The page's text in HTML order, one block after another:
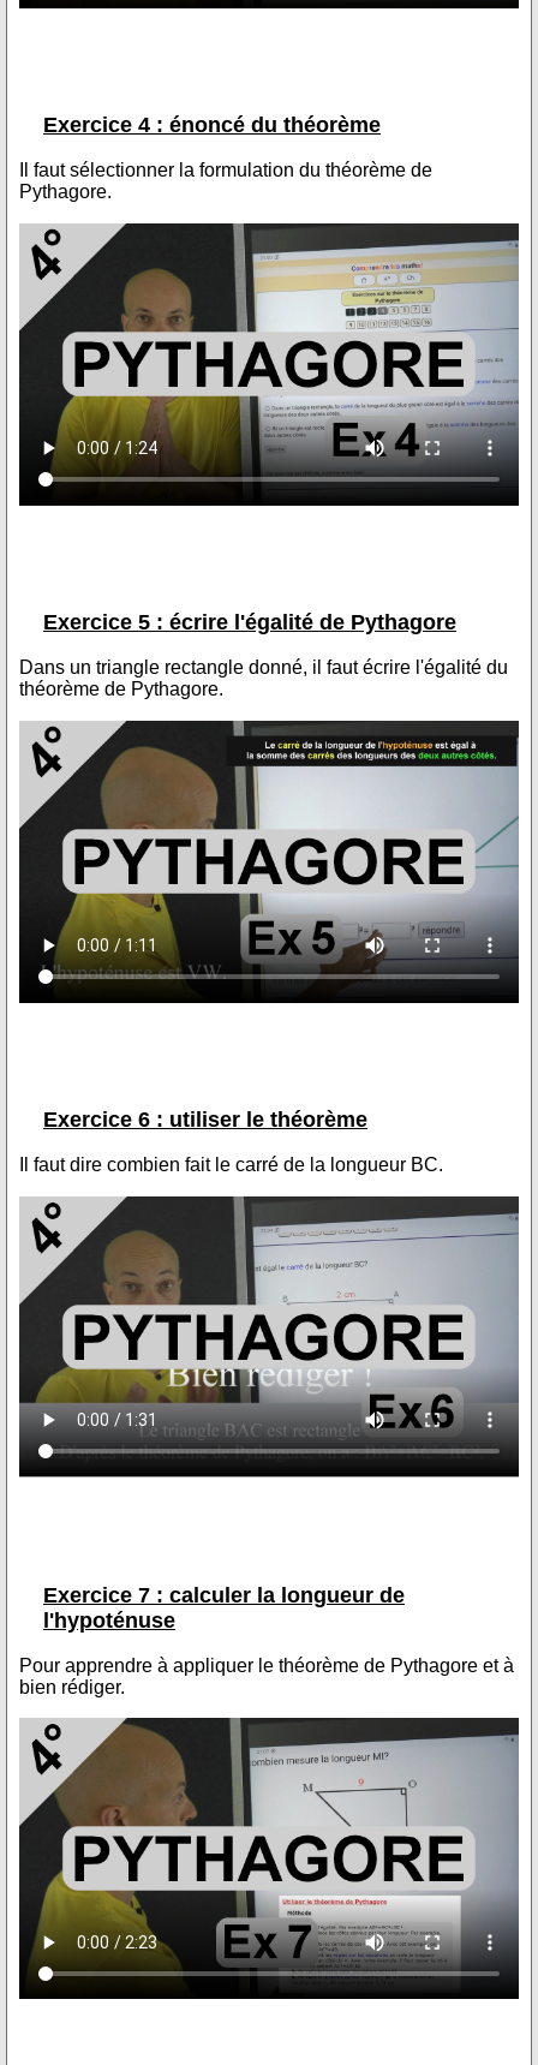
Exercice 4 : énoncé du théorème
Il faut sélectionner la formulation du théorème de
Pythagore.
Exercice 5 : écrire l'égalité de Pythagore
Dans un triangle rectangle donné, il faut écrire l'égalité du
théorème de Pythagore.
Exercice 6 : utiliser le théorème
Il faut dire combien fait le carré de la longueur BC.
Exercice 7 : calculer la longueur de
l'hypoténuse
Pour apprendre à appliquer le théorème de Pythagore et à
bien rédiger.